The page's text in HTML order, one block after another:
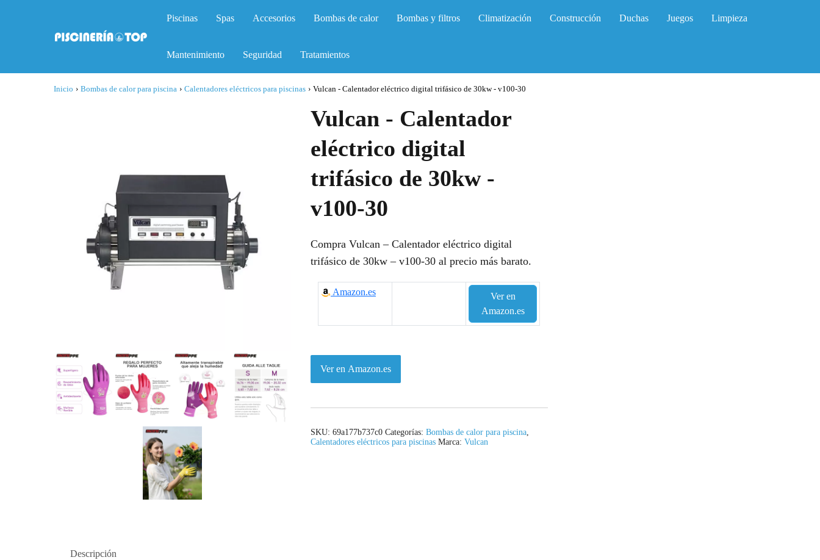
Piscinas Spas Accesorios Bombas de calor Bombas y filtros Climatización Construcción Duchas Juegos Limpieza
Mantenimiento Seguridad Tratamientos
Inicio › Bombas de calor para piscina › Calentadores eléctricos para piscinas › Vulcan - Calentador eléctrico digital trifásico de 30kw - v100-30
Vulcan - Calentador
eléctrico digital
trifásico de 30kw -
v100-30
Compra Vulcan – Calentador eléctrico digital
trifásico de 30kw – v100-30 al precio más barato.
Amazon.es
Ver en
Amazon.es
Ver en Amazon.es
SKU: 69a177b737c0 Categorías: Bombas de calor para piscina,
Calentadores eléctricos para piscinas Marca: Vulcan
Descripción